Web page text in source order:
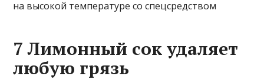
на высокой температуре со спецсредством
7 Лимонный сок удаляет
любую грязь